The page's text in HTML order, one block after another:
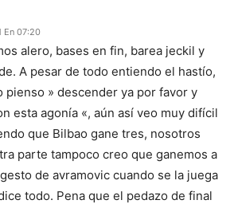
En 07:20
alero, bases en fin, barea jeckil y
A pesar de todo entiendo el hastío,
pienso » descender ya por favor y
esta agonía «, aún así veo muy difícil
que Bilbao gane tres, nosotros
parte tampoco creo que ganemos a
de avramovic cuando se la juega
todo. Pena que el pedazo de final